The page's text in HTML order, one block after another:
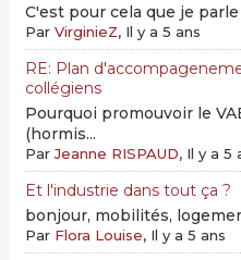
C'est pour cela que je
ParVirginieZ, Il y a 5 ans
RE: Plan
collégiens
Pourquoi promouvoir le
(hormis...
ParJeanne RISPAUD, Il y a 5
Et l'industrie dans tout ça ?
bonjour, mobilités,
Par Flora Louise, Il y a 5 ans